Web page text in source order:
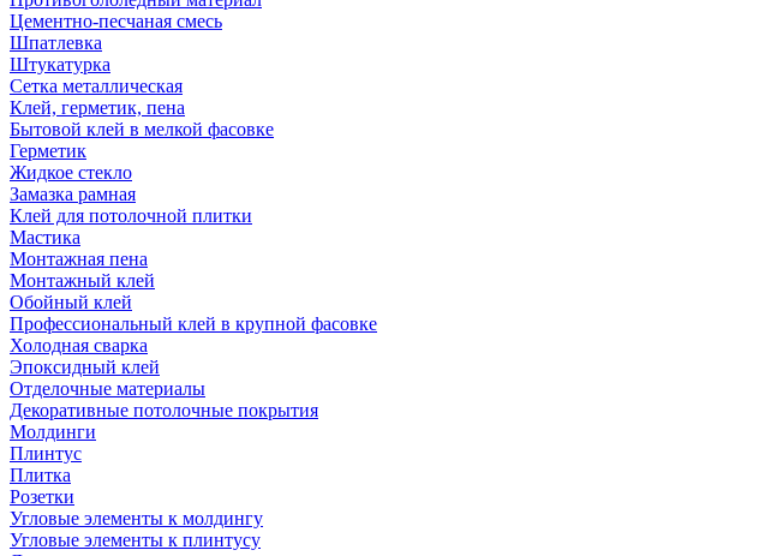
Цементно-песчаная смесь
Шпатлевка
Штукатурка
Сетка металлическая
Клей, герметик, пена
Бытовой клей в мелкой фасовке
Герметик
Жидкое стекло
Замазка рамная
Клей для потолочной плитки
Мастика
Монтажная пена
Монтажный клей
Обойный клей
Профессиональный клей в крупной фасовке
Холодная сварка
Эпоксидный клей
Отделочные материалы
Декоративные потолочные покрытия
Молдинги
Плинтус
Плитка
Розетки
Угловые элементы к молдингу
Угловые элементы к плинтусу